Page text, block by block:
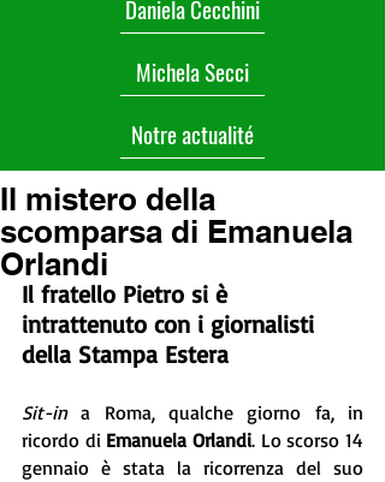
Daniela Cecchini
Michela Secci
Notre actualité
Il mistero della
scomparsa di Emanuela
Orlandi
Il fratello Pietro si è
intrattenuto con i giornalisti
della Stampa Estera
Sit-in a Roma, qualche giorno fa, in
ricordo di Emanuela Orlandi. Lo scorso 14
gennaio è stata la ricorrenza del suo